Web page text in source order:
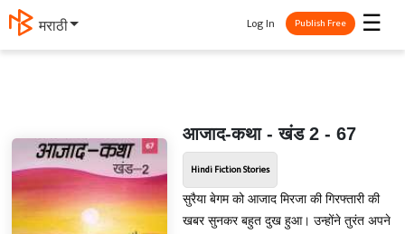
मराठी ☰
Log In Publish Free
आजाद-कथा - खंड 2 - 67
Hindi Fiction Stories
सुरैया बेगम को आजाद मिरजा की गिरफ्तारी की
खबर सुनकर बहुत दुख हुआ। उन्होंने तुरंत अपने